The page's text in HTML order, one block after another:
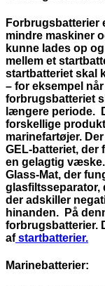
Forbrugsbatterier
mindre maskiner
kunne lades op
mellem et
startbatteriet skal
– for eksempel
forbrugsbatteriet
længere periode.
forskellige
marinefartøjer.
GEL-batteriet, der
en gelagtig
Glass-Mat, der
glasfiltsseparator,
der adskiller
hinanden. På
forbrugsbatterier.
afstartbatterier.
Marinebatterier: